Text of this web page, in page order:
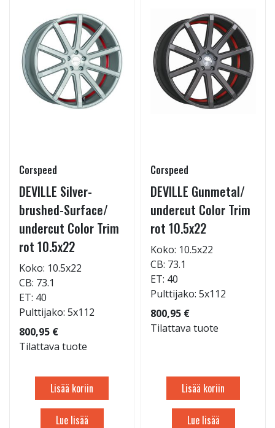
Corspeed
DEVILLE Silver-
brushed-Surface/
undercut Color Trim
rot 10.5x22
Koko: 10.5x22
CB: 73.1
ET: 40
Pulttijako: 5x112
800,95 €
Tilattava tuote
Lisää koriin
Lue lisää
Corspeed
DEVILLE Gunmetal/
undercut Color Trim
rot 10.5x22
Koko: 10.5x22
CB: 73.1
ET: 40
Pulttijako: 5x112
800,95 €
Tilattava tuote
Lisää koriin
Lue lisää